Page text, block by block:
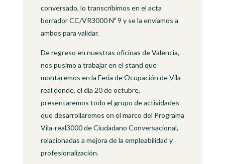
conversado, lo transcribimos en el acta
borrador CC/VR3000 Nº 9 y se la enviamos a
ambos para validar.
De regreso en nuestras oficinas de Valencia,
nos pusimo a trabajar en el stand que
montaremos en la Feria de Ocupación de Vila-
real donde, el día 20 de octubre,
presentaremos todo el grupo de actividades
que desarrollaremos en el marco del Programa
Vila-real3000 de Ciudadano Conversacional,
relacionadas a mejora de la empleabilidad y
profesionalización.